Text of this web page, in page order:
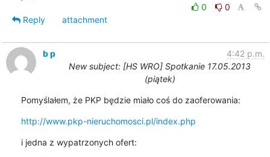
0
0
Reply
attachment
b p
4:42 p.m.
New subject: [HS WRO] Spotkanie 17.05.2013
(piątek)
Pomyślałem, że PKP będzie miało coś do zaoferowania:
http://www.pkp-nieruchomosci.pl/index.php
i jedna z wypatrzonych ofert: